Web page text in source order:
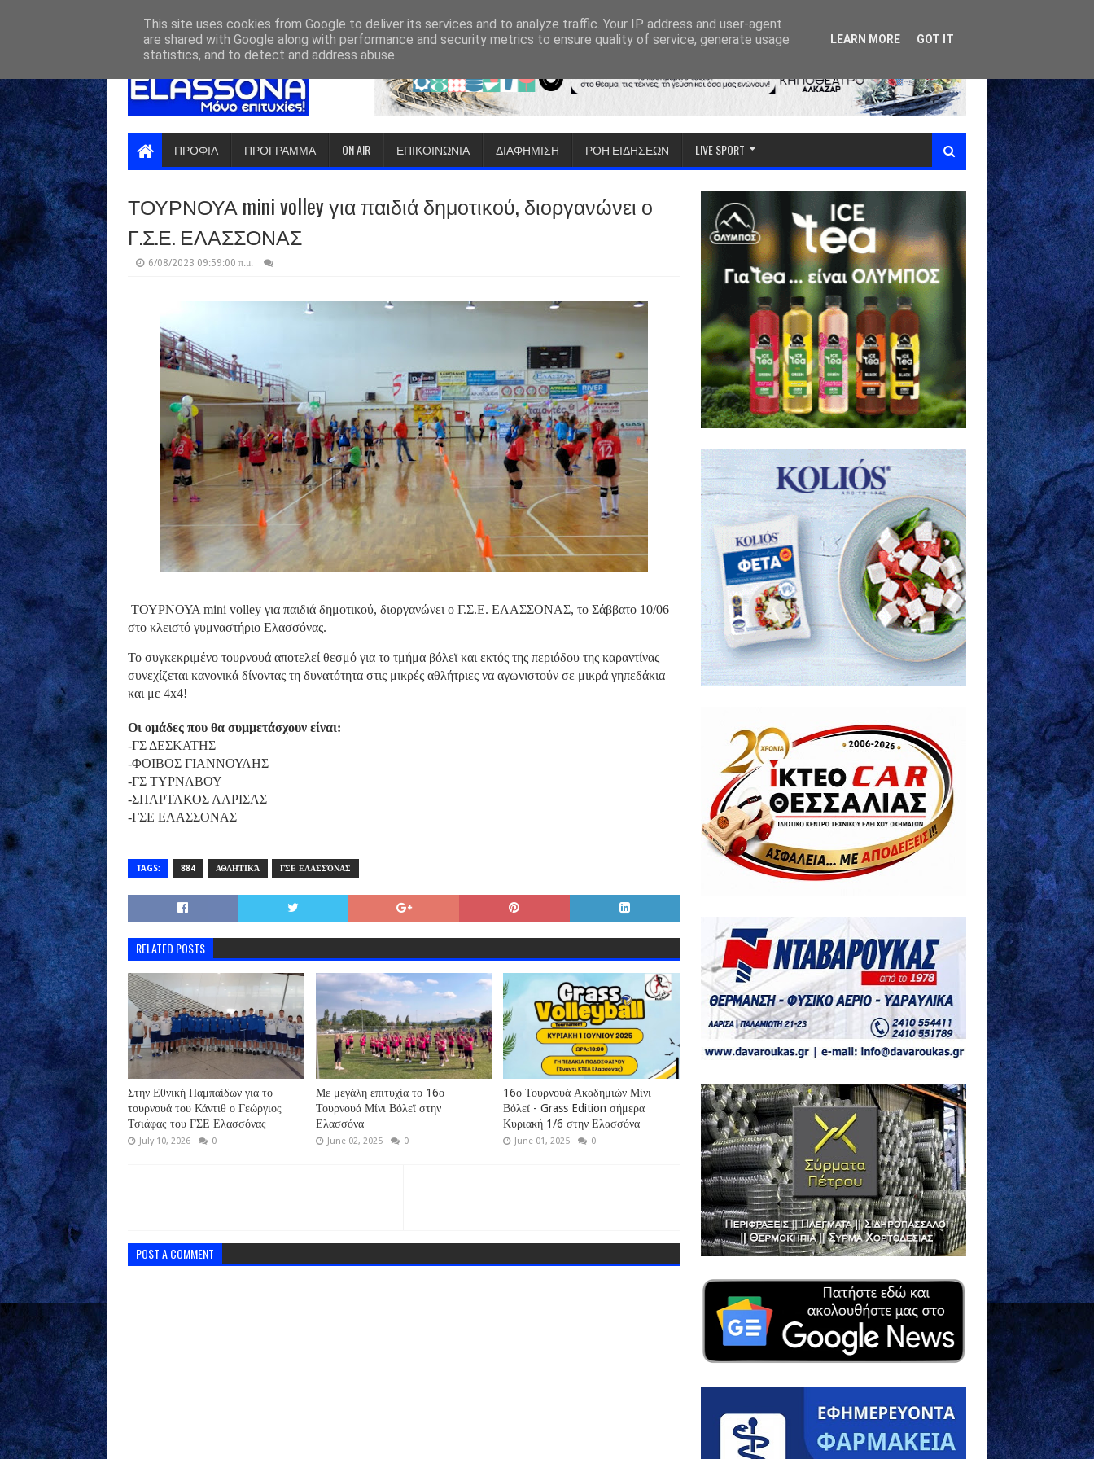
ΠΡΟΦΙΛ ΠΡΟΓΡΑΜΜΑ ON AIR ΕΠΙΚΟΙΝΩΝΙΑ ΔΙΑΦΗΜΙΣΗ ΡΟΗ ΕΙΔΗΣΕΩΝ LIVE SPORT
ΤΟΥΡΝΟΥΑ mini volley για παιδιά δημοτικού, διοργανώνει ο
Γ.Σ.Ε. ΕΛΑΣΣΟΝΑΣ
6/08/2023 09:59:00 π.μ.
ΤΟΥΡΝΟΥΑ mini volley για παιδιά δημοτικού, διοργανώνει ο Γ.Σ.Ε. ΕΛΑΣΣΟΝΑΣ, το Σάββατο 10/06
στο κλειστό γυμναστήριο Ελασσόνας.
Το συγκεκριμένο τουρνουά αποτελεί θεσμό για το τμήμα βόλεϊ και εκτός της περιόδου της καραντίνας
συνεχίζεται κανονικά δίνοντας τη δυνατότητα στις μικρές αθλήτριες να αγωνιστούν σε μικρά γηπεδάκια
και με 4x4!
Οι ομάδες που θα συμμετάσχουν είναι:
-ΓΣ ΔΕΣΚΑΤΗΣ
-ΦΟΙΒΟΣ ΓΙΑΝΝΟΥΛΗΣ
-ΓΣ ΤΥΡΝΑΒΟΥ
-ΣΠΑΡΤΑΚΟΣ ΛΑΡΙΣΑΣ
-ΓΣΕ ΕΛΑΣΣΟΝΑΣ
TAGS: 884 ΑΘΛΗΤΙΚΆ ΓΣΕ ΕΛΑΣΣΌΝΑΣ
RELATED POSTS
Στην Εθνική Παμπαίδων για το
τουρνουά του Κάντιθ ο Γεώργιος
Τσιάφας του ΓΣΕ Ελασσόνας
July 10, 2026 0
Με μεγάλη επιτυχία το 16ο
Τουρνουά Μίνι Βόλεϊ στην
Ελασσόνα
June 02, 2025 0
16ο Τουρνουά Ακαδημιών Μίνι
Βόλεϊ - Grass Edition σήμερα
Κυριακή 1/6 στην Ελασσόνα
June 01, 2025 0
POST A COMMENT
This site uses cookies from Google to deliver its services and to analyze traffic. Your IP address and user-agent
are shared with Google along with performance and security metrics to ensure quality of service, generate usage
statistics, and to detect and address abuse.
LEARN MORE GOT IT